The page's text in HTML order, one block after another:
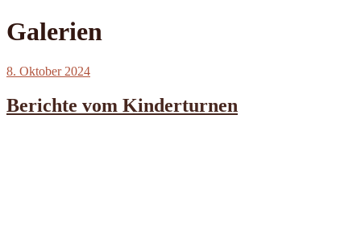
Galerien
Veröffentlicht
8. Oktober 2024
Berichte vom Kinderturnen